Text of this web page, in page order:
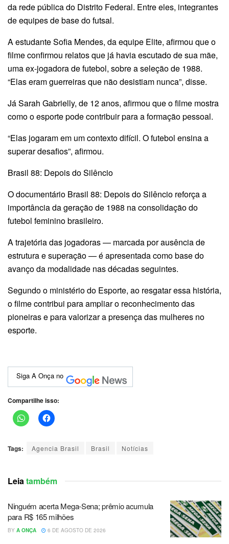
da rede pública do Distrito Federal. Entre eles, integrantes
de equipes de base do futsal.
A estudante Sofia Mendes, da equipe Elite, afirmou que o
filme confirmou relatos que já havia escutado de sua mãe,
uma ex-jogadora de futebol, sobre a seleção de 1988.
“Elas eram guerreiras que não desistiam nunca”, disse.
Já Sarah Gabrielly, de 12 anos, afirmou que o filme mostra
como o esporte pode contribuir para a formação pessoal.
“Elas jogaram em um contexto difícil. O futebol ensina a
superar desafios”, afirmou.
Brasil 88: Depois do Silêncio
O documentário Brasil 88: Depois do Silêncio reforça a
importância da geração de 1988 na consolidação do
futebol feminino brasileiro.
A trajetória das jogadoras — marcada por ausência de
estrutura e superação — é apresentada como base do
avanço da modalidade nas décadas seguintes.
Segundo o ministério do Esporte, ao resgatar essa história,
o filme contribui para ampliar o reconhecimento das
pioneiras e para valorizar a presença das mulheres no
esporte.
Siga A Onça no
Compartilhe isso:
Tags: Agencia Brasil Brasil Notícias
Leiatambém
Ninguém acerta Mega-Sena; prêmio acumula
para R$ 165 milhões
BY A ONÇA 6 DE AGOSTO DE 2026